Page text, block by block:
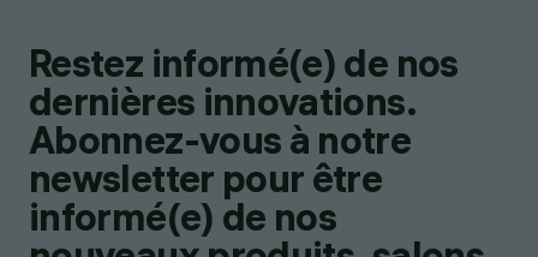
Restez informé(e) de nos
dernières innovations.
Abonnez-vous à notre
newsletter pour être
informé(e) de nos